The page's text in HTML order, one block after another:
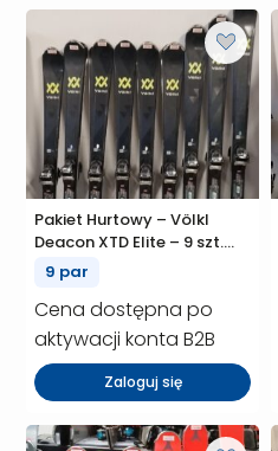
Pakiet Hurtowy – Völkl
Deacon XTD Elite – 9 szt.
(P01439)
9 par
Cena dostępna po
aktywacji konta B2B
Zaloguj się